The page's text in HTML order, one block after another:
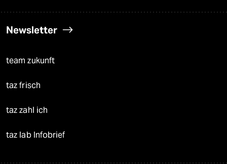
Newsletter
team zukunft
taz frisch
taz zahl ich
taz lab Infobrief